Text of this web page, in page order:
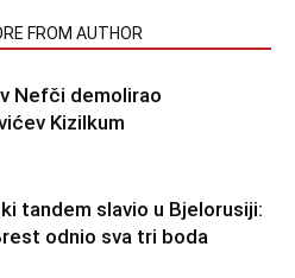
FROM AUTHOR
Nefči demolirao
Kizilkum
tandem slavio u Bjelorusiji:
odnio sva tri boda